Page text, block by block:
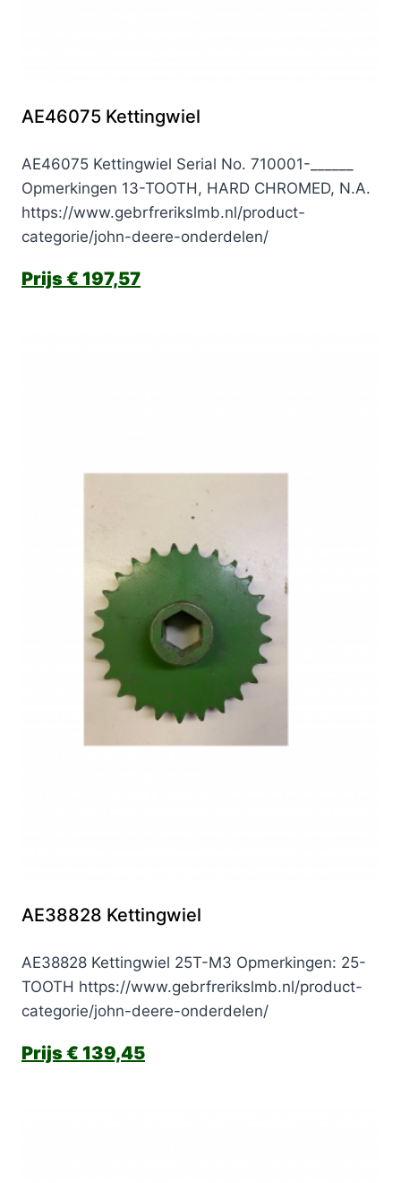
AE46075 Kettingwiel
AE46075 Kettingwiel Serial No. 710001-______
Opmerkingen 13-TOOTH, HARD CHROMED, N.A.
https://www.gebrfrerikslmb.nl/product-
categorie/john-deere-onderdelen/
€ 197,57
AE38828 Kettingwiel
AE38828 Kettingwiel 25T-M3 Opmerkingen: 25-
TOOTH https://www.gebrfrerikslmb.nl/product-
categorie/john-deere-onderdelen/
€ 139,45